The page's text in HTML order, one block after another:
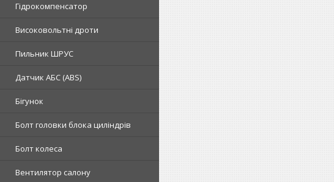
Гідрокомпенсатор
Високовольтні дроти
Пильник ШРУС
Датчик АБС (ABS)
Бігунок
Болт головки блока циліндрів
Болт колеса
Вентилятор салону